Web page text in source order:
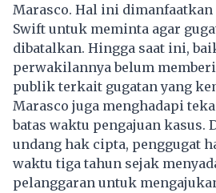
Marasco. Hal ini
Swift untuk meminta agar
dibatalkan. Hingga saat ini,
perwakilannya belum
publik terkait gugatanyang
Marasco juga menghadapi
batas waktu pengajuan kasus.
undang hak cipta, penggugat
waktu tiga tahun sejak
pelanggaran untuk